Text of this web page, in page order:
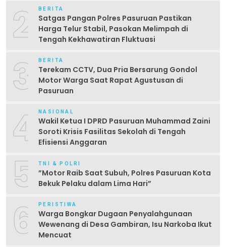
2 BERITA
Satgas Pangan Polres Pasuruan Pastikan
Harga Telur Stabil, Pasokan Melimpah di
Tengah Kekhawatiran Fluktuasi
3 BERITA
Terekam CCTV, Dua Pria Bersarung Gondol
Motor Warga Saat Rapat Agustusan di
Pasuruan
4 NASIONAL
Wakil Ketua I DPRD Pasuruan Muhammad Zaini
Soroti Krisis Fasilitas Sekolah di Tengah
Efisiensi Anggaran
5 TNI & POLRI
‎”Motor Raib Saat Subuh, Polres Pasuruan Kota
Bekuk Pelaku dalam Lima Hari” ‎
6 PERISTIWA
Warga Bongkar Dugaan Penyalahgunaan
Wewenang di Desa Gambiran, Isu Narkoba Ikut
Mencuat